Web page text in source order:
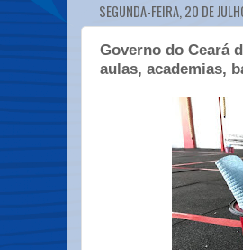
SEGUNDA-FEIRA, 20 DE
Governo do Ceará
aulas, academias,